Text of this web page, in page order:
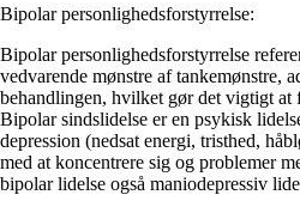
Bipolar personlighedsforstyrrelse:
Bipolar personlighedsforstyrrelse
vedvarende mønstre af tankemønstre,
behandlingen, hvilket gør det vigtigt at
Bipolar sindslidelse er en psykisk
depression (nedsat energi, tristhed,
med at koncentrere sig og problemer
bipolar lidelse også maniodepressiv